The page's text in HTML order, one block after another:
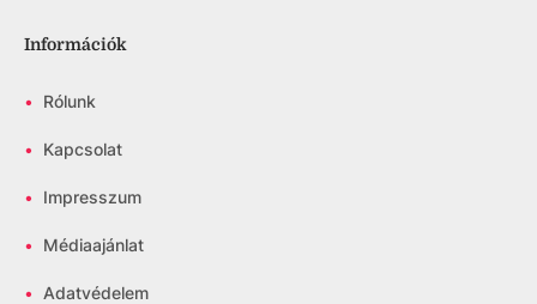
Információk
• Rólunk
• Kapcsolat
• Impresszum
• Médiaajánlat
• Adatvédelem